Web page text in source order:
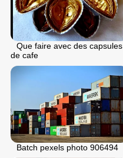
Que faire avec des capsules
de cafe
Batch pexels photo 906494